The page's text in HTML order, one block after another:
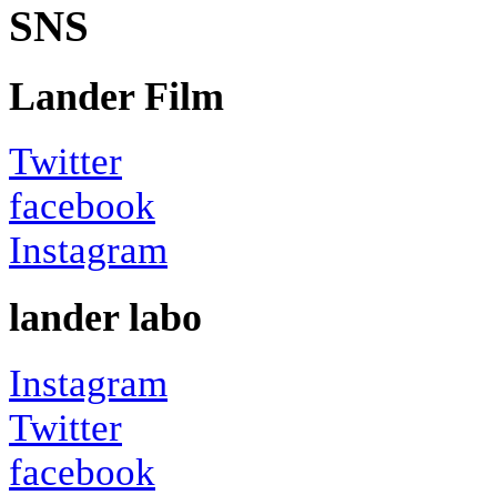
SNS
Lander Film
Twitter
facebook
Instagram
lander labo
Instagram
Twitter
facebook